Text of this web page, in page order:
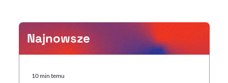
Najnowsze
10 min temu